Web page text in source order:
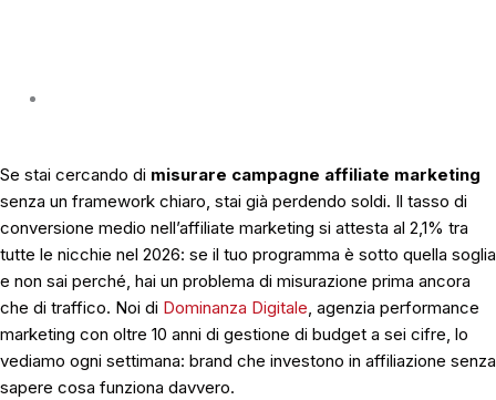
Se stai cercando di misurare campagne affiliate marketing
senza un framework chiaro, stai già perdendo soldi. Il tasso di
conversione medio nell’affiliate marketing si attesta al 2,1% tra
tutte le nicchie nel 2026: se il tuo programma è sotto quella soglia
e non sai perché, hai un problema di misurazione prima ancora
che di traffico. Noi di Dominanza Digitale, agenzia performance
marketing con oltre 10 anni di gestione di budget a sei cifre, lo
vediamo ogni settimana: brand che investono in affiliazione senza
sapere cosa funziona davvero.